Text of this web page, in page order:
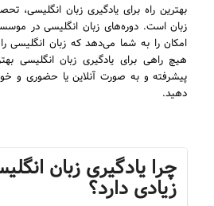
بهترین راه برای یادگیری زبان انگلیسی،
زبان است. دوره‌های زبان انگلیسی در
امکان را به شما می‌دهد که زبان انگلیسی را
هیچ راهی برای یادگیری زبان انگلیسی
پیشرفته و به صورت آنلاین یا حضوری و
دهید.
چرا یادگیری زبان
زیادی دارد؟